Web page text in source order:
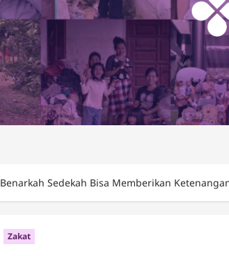
Benarkah Sedekah Bisa Memberikan
Zakat